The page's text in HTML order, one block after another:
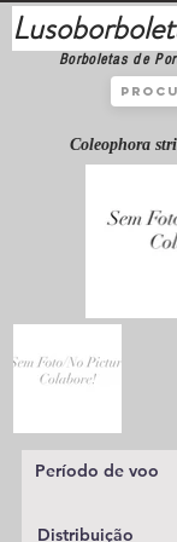
Borboletas de
Coleophora
Período de voo
Distribuição